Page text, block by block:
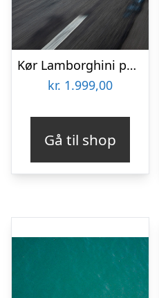
Kør Lamborghini på bane
kr. 1.999,00
Gå til shop